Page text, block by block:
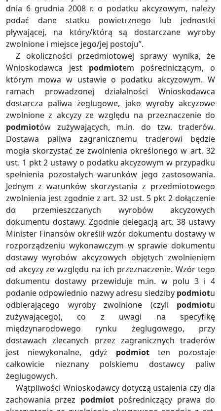
dnia 6 grudnia 2008 r. o podatku akcyzowym, należy
podać dane statku powietrznego lub jednostki
pływającej, na który/którą są dostarczane wyroby
zwolnione i miejsce jego/jej postoju”.
Z okoliczności przedmiotowej sprawy wynika, że
Wnioskodawca jest podmiotem pośredniczącym, o
którym mowa w ustawie o podatku akcyzowym. W
ramach prowadzonej działalności Wnioskodawca
dostarcza paliwa żeglugowe, jako wyroby akcyzowe
zwolnione z akcyzy ze względu na przeznaczenie do
podmiotów zużywających, m.in. do tzw. traderów.
Dostawa paliwa zagranicznemu traderowi będzie
mogła skorzystać ze zwolnienia określonego w art. 32
ust. 1 pkt 2 ustawy o podatku akcyzowym w przypadku
spełnienia pozostałych warunków jego zastosowania.
Jednym z warunków skorzystania z przedmiotowego
zwolnienia jest zgodnie z art. 32 ust. 5 pkt 2 dołączenie
do przemieszczanych wyrobów akcyzowych
dokumentu dostawy. Zgodnie delegacją art. 38 ustawy
Minister Finansów określił wzór dokumentu dostawy w
rozporządzeniu wykonawczym w sprawie dokumentu
dostawy wyrobów akcyzowych objętych zwolnieniem
od akcyzy ze względu na ich przeznaczenie. Wzór tego
dokumentu dostawy przewiduje m.in. w polu 3 i 4
podanie odpowiednio nazwy adresu siedziby podmiotu
odbierającego wyroby zwolnione (czyli podmiotu
zużywającego), co z uwagi na specyfikę
międzynarodowego rynku żeglugowego, przy
dostawach zlecanych przez zagranicznych traderów
jest niewykonalne, gdyż podmiot ten pozostaje
całkowicie nieznany polskiemu dostawcy paliw
żeglugowych.
Wątpliwości Wnioskodawcy dotyczą ustalenia czy dla
zachowania przez podmiotpośredniczący prawa do